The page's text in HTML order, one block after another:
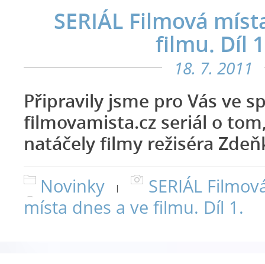
SERIÁL Filmová
filmu. Díl
18. 7. 2011
Připravily jsme pro Vás ve
filmovamista.cz seriál o
natáčely filmy režiséra
Novinky |
SERIÁL
místa dnes a ve filmu. Díl 1.